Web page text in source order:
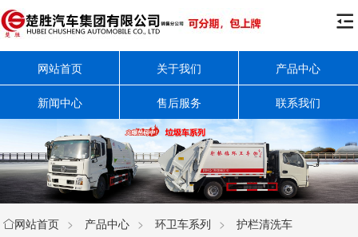

网站首页 关于我们 产品中心
新闻中心 售后服务 联系我们
网站首页 > 产品中心 > 环卫车系列 > 护栏清洗车